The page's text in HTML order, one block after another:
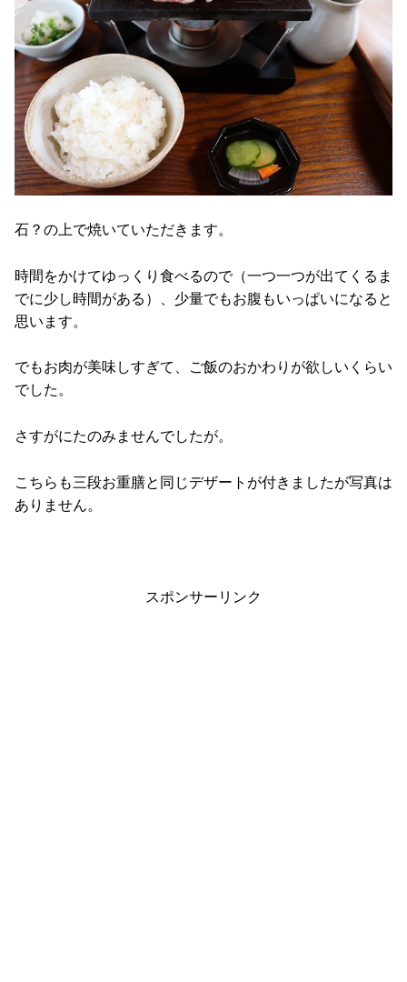
石？の上で焼いていただきます。
時間をかけてゆっくり食べるので（一つ一つが出てくるま
でに少し時間がある）、少量でもお腹もいっぱいになると
思います。
でもお肉が美味しすぎて、ご飯のおかわりが欲しいくらい
でした。
さすがにたのみませんでしたが。
こちらも三段お重膳と同じデザートが付きましたが写真は
ありません。
スポンサーリンク